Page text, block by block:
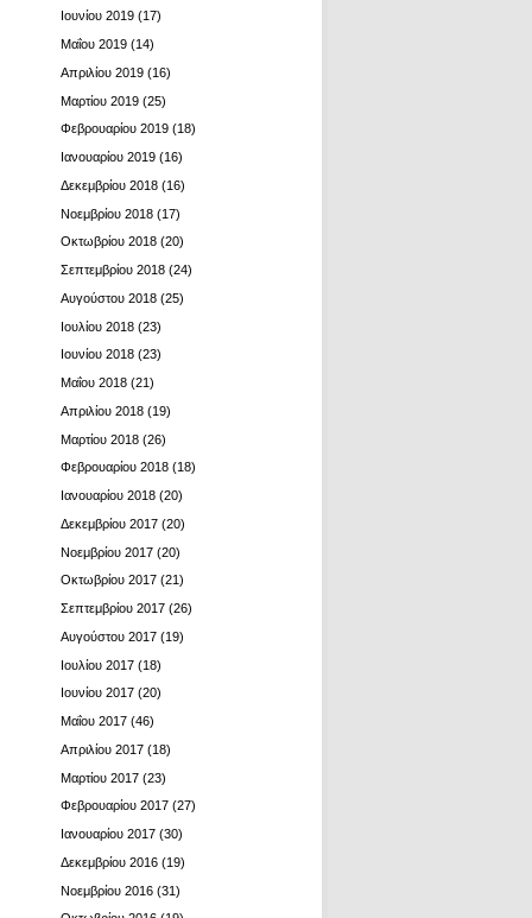
Ιουνίου 2019 (17)
Μαΐου 2019 (14)
Απριλίου 2019 (16)
Μαρτίου 2019 (25)
Φεβρουαρίου 2019 (18)
Ιανουαρίου 2019 (16)
Δεκεμβρίου 2018 (16)
Νοεμβρίου 2018 (17)
Οκτωβρίου 2018 (20)
Σεπτεμβρίου 2018 (24)
Αυγούστου 2018 (25)
Ιουλίου 2018 (23)
Ιουνίου 2018 (23)
Μαΐου 2018 (21)
Απριλίου 2018 (19)
Μαρτίου 2018 (26)
Φεβρουαρίου 2018 (18)
Ιανουαρίου 2018 (20)
Δεκεμβρίου 2017 (20)
Νοεμβρίου 2017 (20)
Οκτωβρίου 2017 (21)
Σεπτεμβρίου 2017 (26)
Αυγούστου 2017 (19)
Ιουλίου 2017 (18)
Ιουνίου 2017 (20)
Μαΐου 2017 (46)
Απριλίου 2017 (18)
Μαρτίου 2017 (23)
Φεβρουαρίου 2017 (27)
Ιανουαρίου 2017 (30)
Δεκεμβρίου 2016 (19)
Νοεμβρίου 2016 (31)